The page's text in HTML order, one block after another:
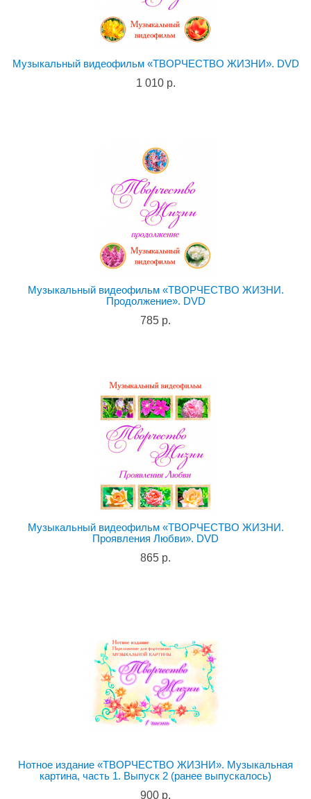
Музыкальный видеофильм «ТВОРЧЕСТВО ЖИЗНИ». DVD
1 010 р.
Музыкальный видеофильм «ТВОРЧЕСТВО ЖИЗНИ.
Продолжение». DVD
785 р.
Музыкальный видеофильм «ТВОРЧЕСТВО ЖИЗНИ.
Проявления Любви». DVD
865 р.
Нотное издание «ТВОРЧЕСТВО ЖИЗНИ». Музыкальная
картина, часть 1. Выпуск 2 (ранее выпускалось)
900 р.